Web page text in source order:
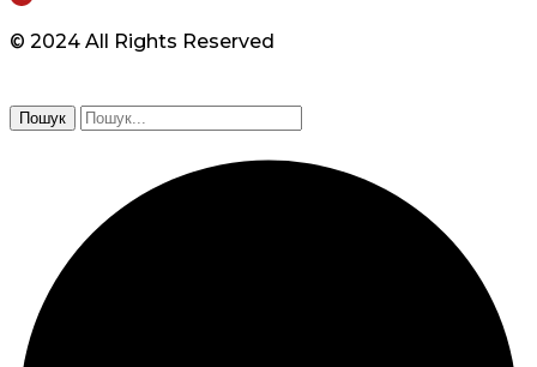
© 2024 All Rights Reserved
Пошук